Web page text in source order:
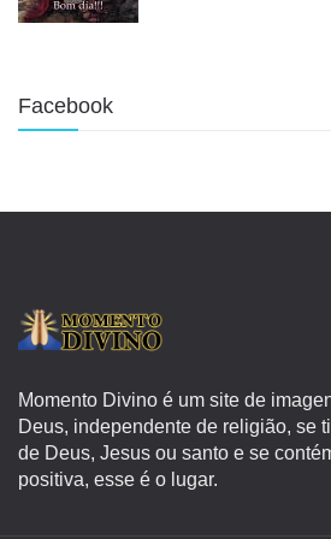
Facebook
Momento Divino é um site de
Deus, independente de religião, se
de Deus, Jesus ou santo e se
positiva, esse é o lugar.